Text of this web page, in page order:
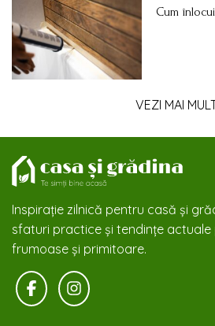
Cum
VEZI MAI
Inspirație zilnică pentru casă și
sfaturi practice și tendințe actuale
frumoase și primitoare.